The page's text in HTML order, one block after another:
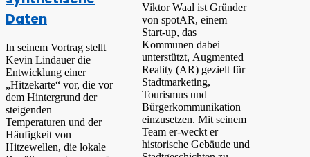
Daten
In seinem Vortrag stellt
Kevin Lindauer die
Entwicklung einer
„Hitzekarte“ vor, die vor
dem Hintergrund der
steigenden
Temperaturen und der
Häufigkeit von
Hitzewellen, die lokale
Viktor Waal ist Gründer
von spotAR, einem
Start-up, das
Kommunen dabei
unterstützt, Augmented
Reality (AR) gezielt für
Stadtmarketing,
Tourismus und
Bürgerkommunikation
einzusetzen. Mit seinem
Team er-weckt er
historische Gebäude und